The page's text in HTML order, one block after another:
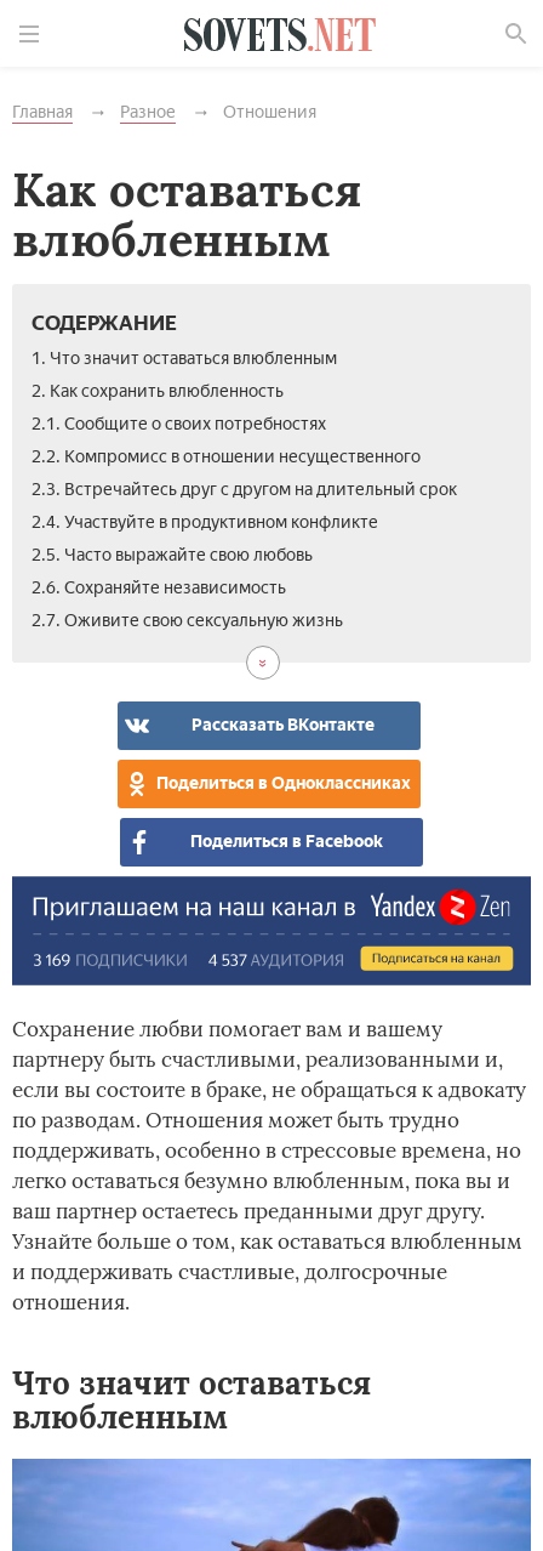
Главная Разное Отношения
Как оставаться
влюбленным
СОДЕРЖАНИЕ
1. Что значит оставаться влюбленным
2. Как сохранить влюбленность
2.1. Сообщите о своих потребностях
2.2. Компромисс в отношении несущественного
2.3. Встречайтесь друг с другом на длительный срок
2.4. Участвуйте в продуктивном конфликте
2.5. Часто выражайте свою любовь
2.6. Сохраняйте независимость
2.7. Оживите свою сексуальную жизнь
Рассказать ВКонтакте
Поделиться в Одноклассниках
Поделиться в Facebook
Сохранение любви помогает вам и вашему
партнеру быть счастливыми, реализованными и,
если вы состоите в браке, не обращаться к адвокату
по разводам. Отношения может быть трудно
поддерживать, особенно в стрессовые времена, но
легко оставаться безумно влюбленным, пока вы и
ваш партнер остаетесь преданными друг другу.
Узнайте больше о том, как оставаться влюбленным
и поддерживать счастливые, долгосрочные
отношения.
Что значит оставаться
влюбленным